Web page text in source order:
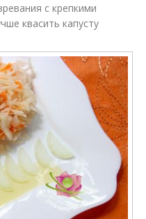
с крепкими
квасить капусту